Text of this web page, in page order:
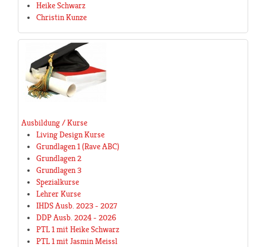
Heike Schwarz
Christin Kunze
Ausbildung / Kurse
Living Design Kurse
Grundlagen 1 (Rave ABC)
Grundlagen 2
Grundlagen 3
Spezialkurse
Lehrer Kurse
IHDS Ausb. 2023 - 2027
DDP Ausb. 2024 - 2026
PTL 1 mit Heike Schwarz
PTL 1 mit Jasmin Meissl